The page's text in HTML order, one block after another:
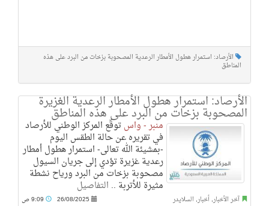
الأرصاد: استمرار هطول الأمطار الرعدية المصحوبة بزخات من البرد على هذه
المناطق
الأرصاد: استمرار هطول الأمطار الرعدية الغزيرة
المصحوبة بزخات من البرد على هذه المناطق
منبر - واستوقّع المركز الوطني للأرصاد
في تقريره عن حالة الطقس اليوم
-بمشيئة الله تعالى- استمرار هطول أمطار
رعدية غزيرة تؤدي إلى جريان السيول
مصحوبة بزخات من البرد ورياح نشطة
مثيرة للأتربة .. التفاصيل
آخر الأخبار, أخبار, السلايدر 26/08/2025